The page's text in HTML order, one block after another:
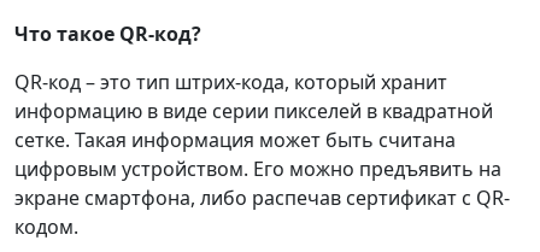
Что такое QR-код?
QR-код – это тип штрих-кода, который хранит
информацию в виде серии пикселей в квадратной
сетке. Такая информация может быть считана
цифровым устройством. Его можно предъявить на
экране смартфона, либо распечав сертификат с QR-
кодом.